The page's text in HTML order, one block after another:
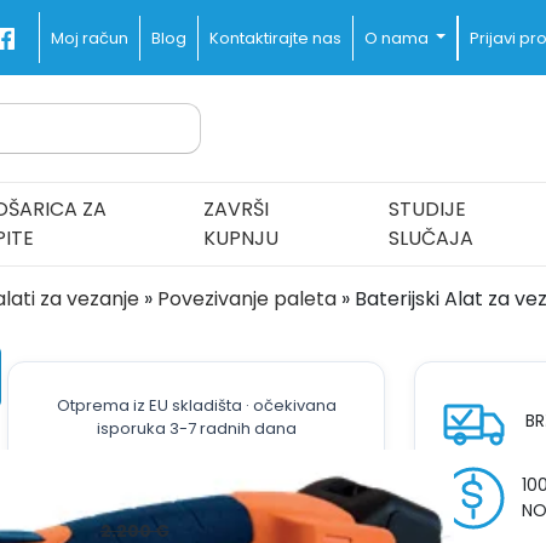
Moj račun Blog Kontaktirajte nas O nama Prijavi
ZA
ZAVRŠI
KUPNJU
STUDIJE
SLUČAJA
za vezanje » Povezivanje paleta » Baterijski Alat za
Otprema iz EU skladišta · očekivana
isporuka 3-7 radnih dana
2.200€
Izvorna1.939€Trenutna
cijena